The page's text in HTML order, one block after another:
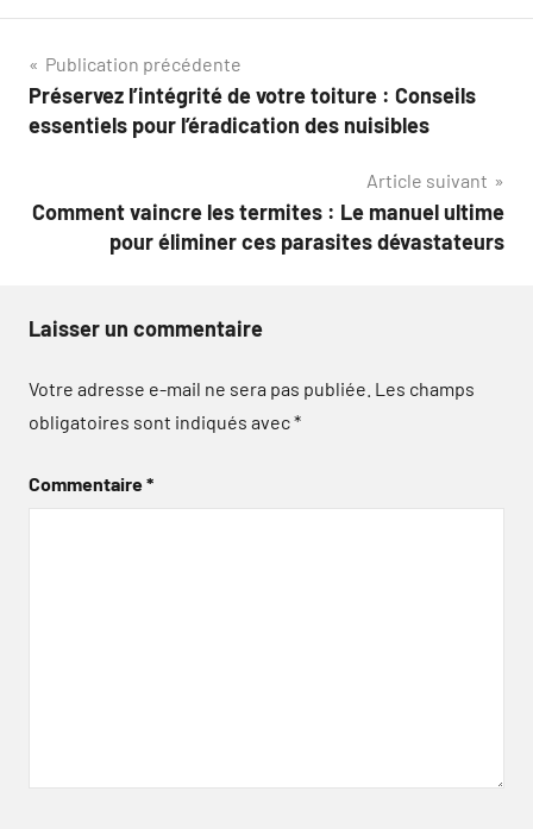
Navigation
de
Publication précédente
Préservez l’intégrité de votre toiture : Conseils
essentiels pour l’éradication des nuisibles
Article suivant
Comment vaincre les termites : Le manuel ultime
pour éliminer ces parasites dévastateurs
Laisser un commentaire
Votre adresse e-mail ne sera pas publiée. Les champs
obligatoires sont indiqués avec*
Commentaire*